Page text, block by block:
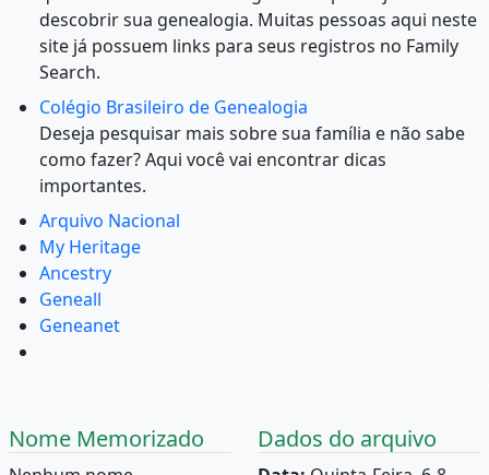
descobrir sua genealogia. Muitas pessoas aqui neste
site já possuem links para seus registros no Family
Search.
Colégio Brasileiro de Genealogia
Deseja pesquisar mais sobre sua família e não sabe
como fazer? Aqui você vai encontrar dicas
importantes.
Arquivo Nacional
My Heritage
Ancestry
Geneall
Geneanet
Nome Memorizado Dados do arquivo